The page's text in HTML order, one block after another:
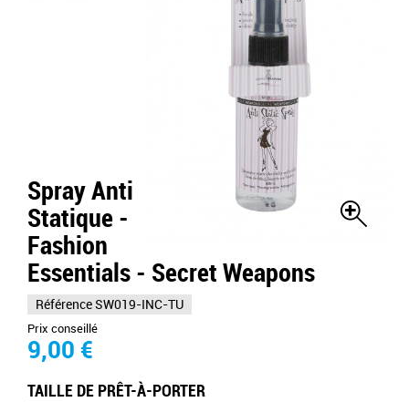
Spray Anti
Statique -
Fashion
Essentials - Secret Weapons
RéférenceSW019-INC-TU
Prix conseillé
9,00 €
TAILLE DE PRÊT-À-PORTER